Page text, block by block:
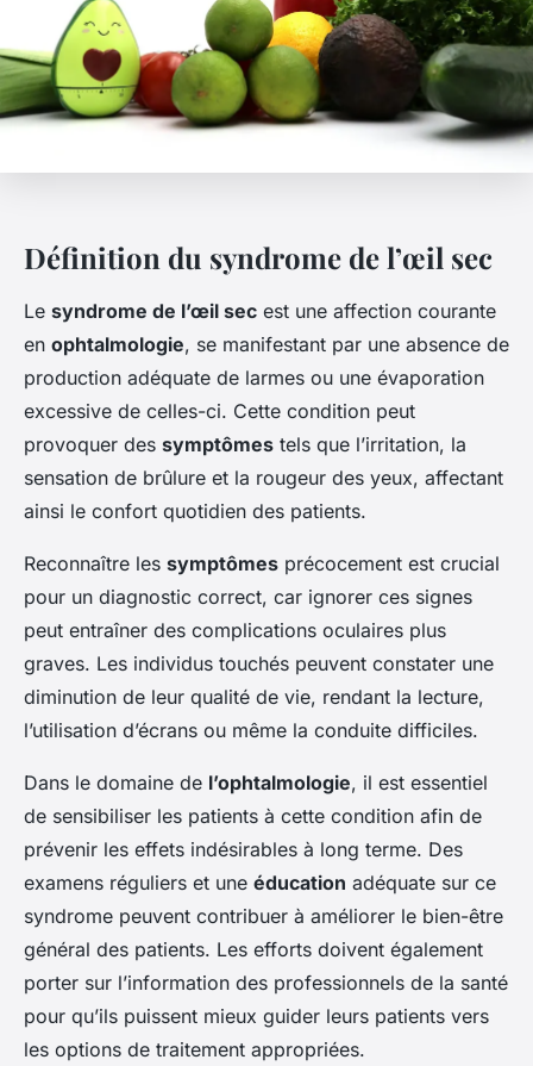
Définition du syndrome de l’œil sec
Le syndrome de l’œil sec est une affection courante
en ophtalmologie, se manifestant par une absence de
production adéquate de larmes ou une évaporation
excessive de celles-ci. Cette condition peut
provoquer des symptômes tels que l’irritation, la
sensation de brûlure et la rougeur des yeux, affectant
ainsi le confort quotidien des patients.
Reconnaître les symptômes précocement est crucial
pour un diagnostic correct, car ignorer ces signes
peut entraîner des complications oculaires plus
graves. Les individus touchés peuvent constater une
diminution de leur qualité de vie, rendant la lecture,
l’utilisation d’écrans ou même la conduite difficiles.
Dans le domaine de l’ophtalmologie, il est essentiel
de sensibiliser les patients à cette condition afin de
prévenir les effets indésirables à long terme. Des
examens réguliers et une éducation adéquate sur ce
syndrome peuvent contribuer à améliorer le bien-être
général des patients. Les efforts doivent également
porter sur l’information des professionnels de la santé
pour qu’ils puissent mieux guider leurs patients vers
les options de traitement appropriées.